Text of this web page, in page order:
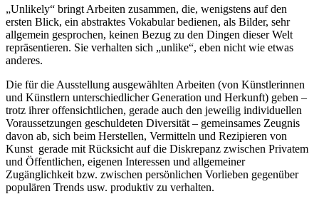
„Unlikely“ bringt Arbeiten zusammen, die, wenigstens auf den
ersten Blick, ein abstraktes Vokabular bedienen, als Bilder, sehr
allgemein gesprochen, keinen Bezug zu den Dingen dieser Welt
repräsentieren. Sie verhalten sich „unlike“, eben nicht wie etwas
anderes.
Die für die Ausstellung ausgewählten Arbeiten (von Künstlerinnen
und Künstlern unterschiedlicher Generation und Herkunft) geben –
trotz ihrer offensichtlichen, gerade auch den jeweilig individuellen
Voraussetzungen geschuldeten Diversität – gemeinsames Zeugnis
davon ab, sich beim Herstellen, Vermitteln und Rezipieren von
Kunst gerade mit Rücksicht auf die Diskrepanz zwischen Privatem
und Öffentlichen, eigenen Interessen und allgemeiner
Zugänglichkeit bzw. zwischen persönlichen Vorlieben gegenüber
populären Trends usw. produktiv zu verhalten.